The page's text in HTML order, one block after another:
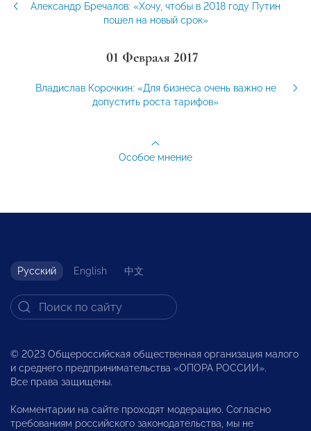
Александр Бречалов: «Хочу, чтобы в 2018 году Путин
пошел на новый срок»
01 Февраля 2017
Владислав Корочкин: «Для бизнеса очень важно не
допустить роста тарифов»
Особое мнение
Русский English 中文
© 2023 Общероссийская общественная организация малого
и среднего предпринимательства «ОПОРА РОССИИ».
Все права защищены.
Комментарии на сайте проходят модерацию. Согласно
требованиям российского законодательства, мы не